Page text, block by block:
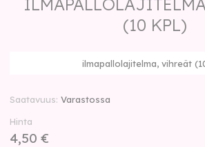
(10 KPL)
ilmapallolajitelma, vihreät
Saatavuus Varastossa
Hinta
4,50 €